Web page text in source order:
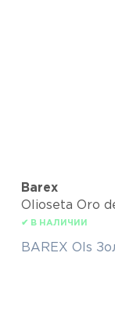
Barex
Olioseta Oro
✔ В НАЛИЧИИ
BAREX Ols